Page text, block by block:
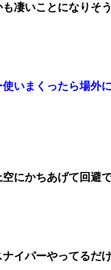
凄いことになりそ
いまくったら場外
にかちあげて回避
イパーやってるだ